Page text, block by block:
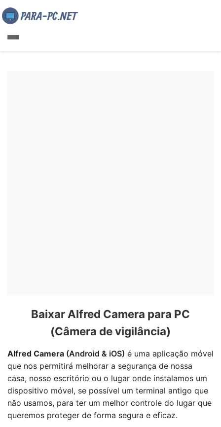
Baixar Alfred Camera para PC
(Câmera de vigilância)
Alfred Camera (Android & iOS) é uma aplicação móvel
que nos permitirá melhorar a segurança de nossa
casa, nosso escritório ou o lugar onde instalamos um
dispositivo móvel, se possível um terminal antigo que
não usamos, para ter um melhor controle do lugar que
queremos proteger de forma segura e eficaz.